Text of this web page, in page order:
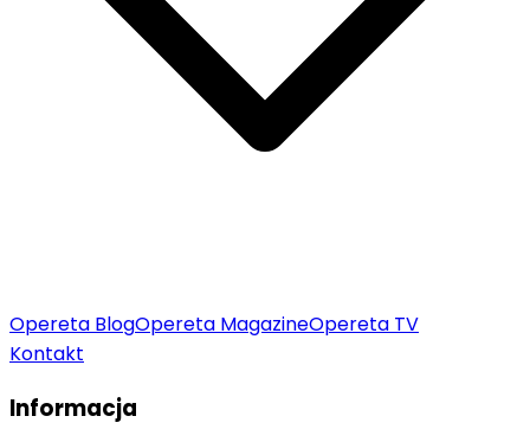
Opereta BlogOpereta MagazineOpereta TV
Kontakt
Informacja